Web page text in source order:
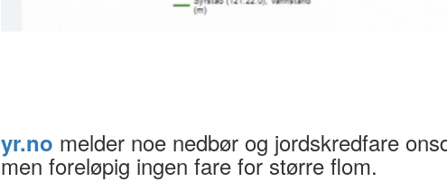
yr.no melder noe nedbør og jordskredfare
men foreløpig ingen fare for større flom.